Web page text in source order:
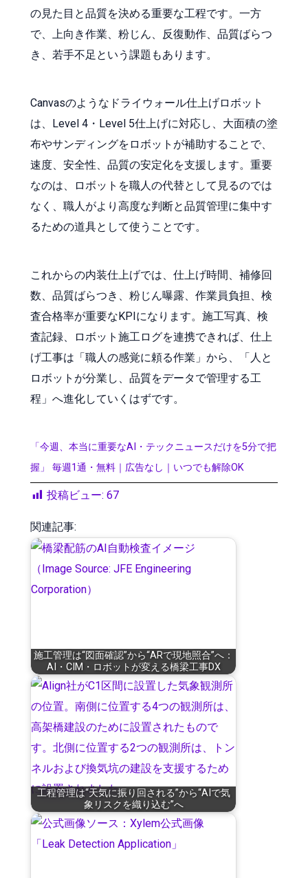
の見た目と品質を決める重要な工程です。一方
で、上向き作業、粉じん、反復動作、品質ばらつ
き、若手不足という課題もあります。
Canvasのようなドライウォール仕上げロボット
は、Level 4・Level 5仕上げに対応し、大面積の塗
布やサンディングをロボットが補助することで、
速度、安全性、品質の安定化を支援します。重要
なのは、ロボットを職人の代替として見るのでは
なく、職人がより高度な判断と品質管理に集中す
るための道具として使うことです。
これからの内装仕上げでは、仕上げ時間、補修回
数、品質ばらつき、粉じん曝露、作業員負担、検
査合格率が重要なKPIになります。施工写真、検
査記録、ロボット施工ログを連携できれば、仕上
げ工事は「職人の感覚に頼る作業」から、「人と
ロボットが分業し、品質をデータで管理する工
程」へ進化していくはずです。
「今週、本当に重要なAI・テックニュースだけを5分で把
握」 毎週1通・無料｜広告なし｜いつでも解除OK
投稿ビュー: 67
関連記事:
施工管理は“図面確認”から“ARで現地照合”へ：
AI・CIM・ロボットが変える橋梁工事DX
工程管理は“天気に振り回される”から“AIで気
象リスクを織り込む”へ